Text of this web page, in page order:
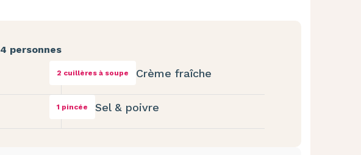
4 personnes
2 cuillères à soupe Crème fraîche
1 pincée Sel & poivre